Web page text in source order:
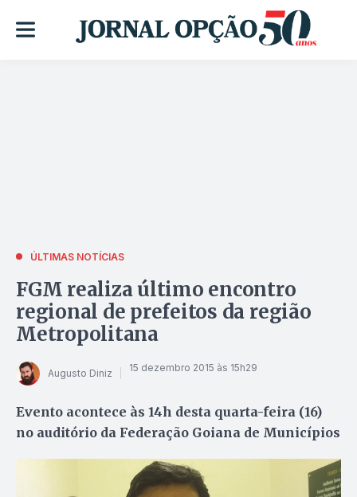
ÚLTIMAS NOTÍCIAS
FGM realiza último encontro
regional de prefeitos da região
Metropolitana
Augusto Diniz 15 dezembro 2015 às 15h29
Evento acontece às 14h desta quarta-feira (16)
no auditório da Federação Goiana de Municípios